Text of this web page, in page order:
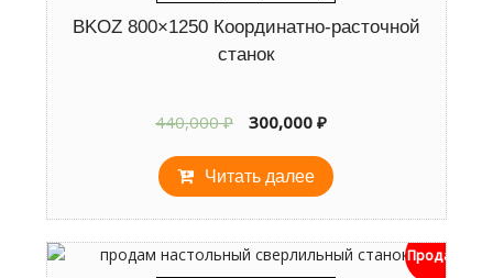
BKOZ 800×1250 Координатно-расточной
станок
440,000₽
Первоначальная
составляла
440,000 ₽.
300,000 ₽
Читать далее
Продан